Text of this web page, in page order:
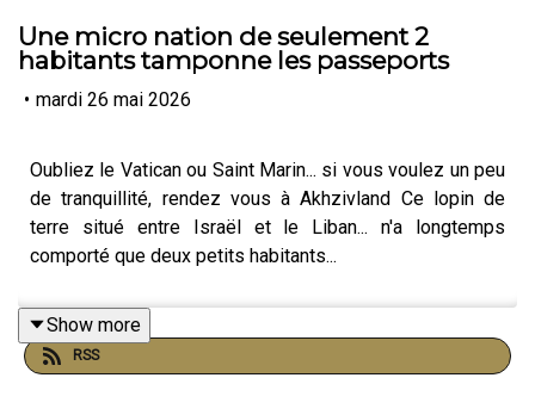
Une micro nation de seulement 2
habitants tamponne les passeports
• mardi 26 mai 2026
Oubliez le Vatican ou Saint Marin... si vous voulez un peu
de tranquillité, rendez vous à Akhzivland Ce lopin de
terre situé entre Israël et le Liban... n'a longtemps
comporté que deux petits habitants...
Show more
RSS